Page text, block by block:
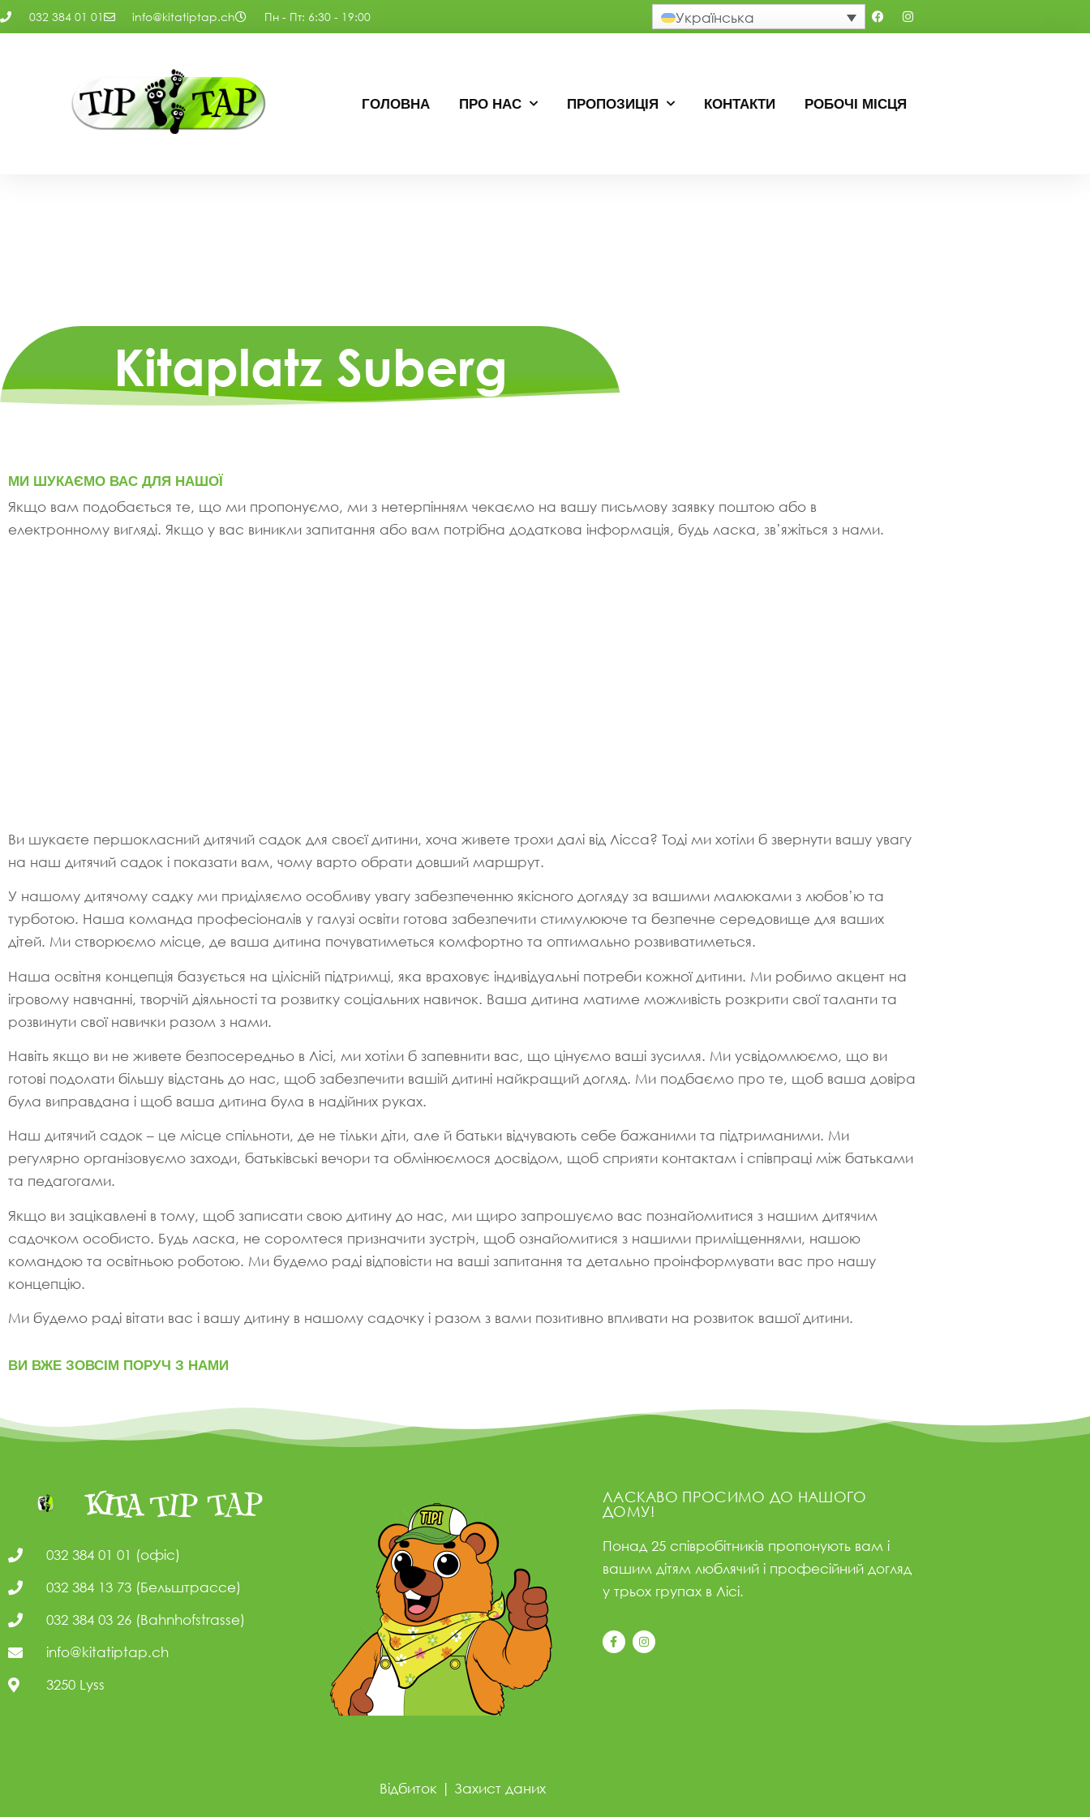
032 384 01 01 info@kitatiptap.ch Пн - Пт: 6:30 - 19:00 Українська
ГОЛОВНА ПРО НАС ПРОПОЗИЦІЯ КОНТАКТИ РОБОЧІ МІСЦЯ
Kitaplatz Suberg
МИ ШУКАЄМО ВАС ДЛЯ НАШОЇ
Якщо вам подобається те, що ми пропонуємо, ми з нетерпінням чекаємо на вашу письмову заявку поштою або в
електронному вигляді. Якщо у вас виникли запитання або вам потрібна додаткова інформація, будь ласка, зв’яжіться з нами.
Ви шукаєте першокласний дитячий садок для своєї дитини, хоча живете трохи далі від Лісса? Тоді ми хотіли б звернути вашу увагу
на наш дитячий садок і показати вам, чому варто обрати довший маршрут.
У нашому дитячому садку ми приділяємо особливу увагу забезпеченню якісного догляду за вашими малюками з любов’ю та
турботою. Наша команда професіоналів у галузі освіти готова забезпечити стимулююче та безпечне середовище для ваших
дітей. Ми створюємо місце, де ваша дитина почуватиметься комфортно та оптимально розвиватиметься.
Наша освітня концепція базується на цілісній підтримці, яка враховує індивідуальні потреби кожної дитини. Ми робимо акцент на
ігровому навчанні, творчій діяльності та розвитку соціальних навичок. Ваша дитина матиме можливість розкрити свої таланти та
розвинути свої навички разом з нами.
Навіть якщо ви не живете безпосередньо в Лісі, ми хотіли б запевнити вас, що цінуємо ваші зусилля. Ми усвідомлюємо, що ви
готові подолати більшу відстань до нас, щоб забезпечити вашій дитині найкращий догляд. Ми подбаємо про те, щоб ваша довіра
була виправдана і щоб ваша дитина була в надійних руках.
Наш дитячий садок – це місце спільноти, де не тільки діти, але й батьки відчувають себе бажаними та підтриманими. Ми
регулярно організовуємо заходи, батьківські вечори та обмінюємося досвідом, щоб сприяти контактам і співпраці між батьками
та педагогами.
Якщо ви зацікавлені в тому, щоб записати свою дитину до нас, ми щиро запрошуємо вас познайомитися з нашим дитячим
садочком особисто. Будь ласка, не соромтеся призначити зустріч, щоб ознайомитися з нашими приміщеннями, нашою
командою та освітньою роботою. Ми будемо раді відповісти на ваші запитання та детально проінформувати вас про нашу
концепцію.
Ми будемо раді вітати вас і вашу дитину в нашому садочку і разом з вами позитивно впливати на розвиток вашої дитини.
ВИ ВЖЕ ЗОВСІМ ПОРУЧ З НАМИ
032 384 01 01 (офіс)
032 384 13 73 (Бельштрассе)
032 384 03 26 (Bahnhofstrasse)
info@kitatiptap.ch
3250 Lyss
ЛАСКАВО ПРОСИМО ДО НАШОГО
ДОМУ!
Понад 25 співробітників пропонують вам і
вашим дітям люблячий і професійний догляд
у трьох групах в Лісі.
Відбиток | Захист даних